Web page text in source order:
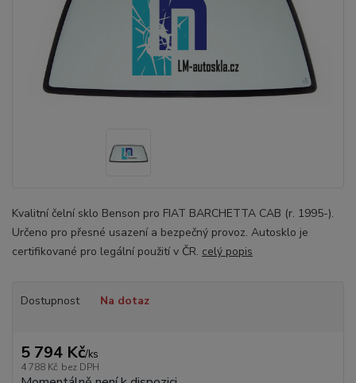
Kvalitní čelní sklo Benson pro FIAT BARCHETTA CAB (r. 1995-).
Určeno pro přesné usazení a bezpečný provoz. Autosklo je
certifikované pro legální použití v ČR. celý popis
Dostupnost Na dotaz
5 794 Kč/ks
4 788 Kč bez DPH